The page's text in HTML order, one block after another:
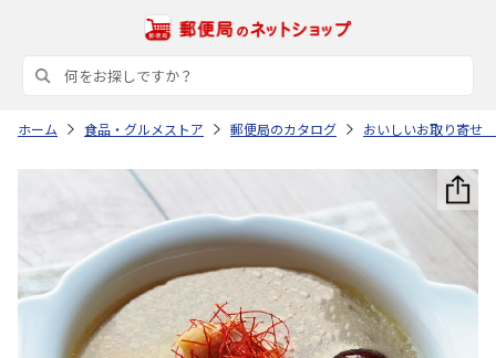
ホーム 食品・グルメストア 郵便局のカタログ おいしいお取り寄せ